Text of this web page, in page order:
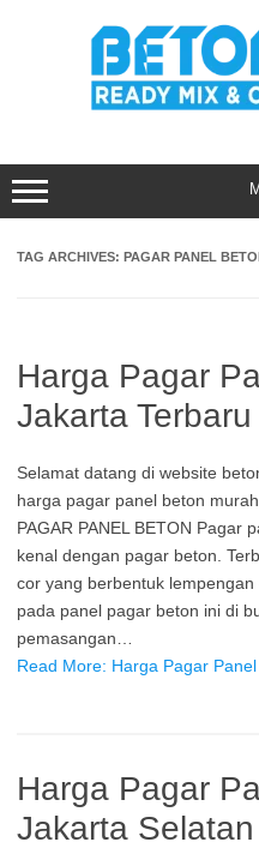
TAG ARCHIVES: PAGAR PANEL
Harga Pagar
Jakarta
Selamat datang di website
harga pagar panel beton
PAGAR PANEL BETON Pagar
kenal dengan pagar beton.
cor yang berbentuk
pada panel pagar beton ini di
pemasangan…
Read More: Harga Pagar
Harga Pagar
Jakarta